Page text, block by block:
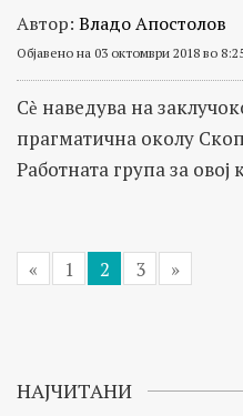
Автор: Владо Апостолов
Објавено на 03 октомври 2018 во
Сѐ наведува на
прагматична околу
Работната група за
« 1 2 3 »
НАЈЧИТАНИ